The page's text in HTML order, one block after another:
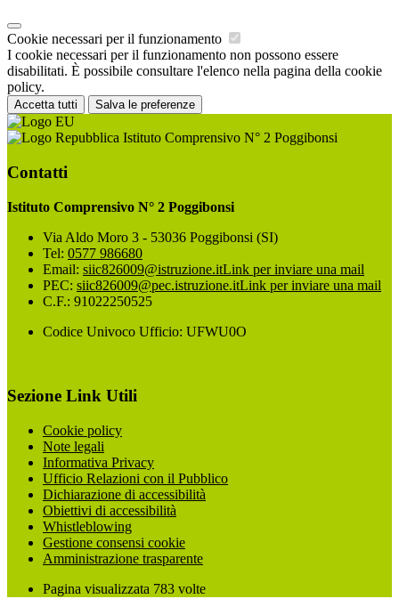
Cookie necessari per il funzionamento
I cookie necessari per il funzionamento non possono essere
disabilitati. È possibile consultare l'elenco nella pagina della cookie
policy.
Accetta tutti Salva le preferenze
Istituto Comprensivo N° 2 Poggibonsi
Contatti
Istituto Comprensivo N° 2 Poggibonsi
Via Aldo Moro 3 - 53036 Poggibonsi (SI)
Tel: 0577 986680
Email: siic826009@istruzione.itLink per inviare una mail
PEC: siic826009@pec.istruzione.itLink per inviare una mail
C.F.: 91022250525
Codice Univoco Ufficio: UFWU0O
Sezione Link Utili
Cookie policy
Note legali
Informativa Privacy
Ufficio Relazioni con il Pubblico
Dichiarazione di accessibilità
Obiettivi di accessibilità
Whistleblowing
Gestione consensi cookie
Amministrazione trasparente
Pagina visualizzata 783 volte